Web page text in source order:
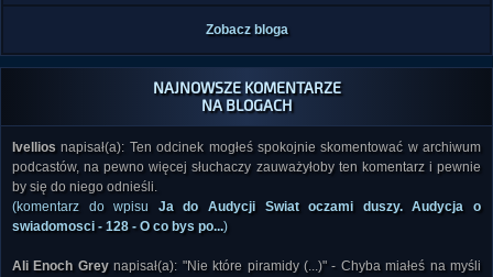
Zobacz bloga
NAJNOWSZE KOMENTARZE
NA BLOGACH
Ivellios napisał(a): Ten odcinek mogłeś spokojnie skomentować w archiwum
podcastów, na pewno więcej słuchaczy zauważyłoby ten komentarz i pewnie
by się do niego odnieśli.
(komentarz do wpisu Ja do Audycji Swiat oczami duszy. Audycja o
swiadomosci - 128 - O co bys po...)
Ali Enoch Greynapisał(a): "Nie które piramidy (...)" - Chyba miałeś na myśli